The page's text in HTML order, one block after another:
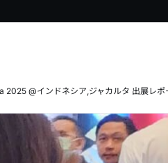
2025 @インドネシア,ジャカルタ 出展レポ